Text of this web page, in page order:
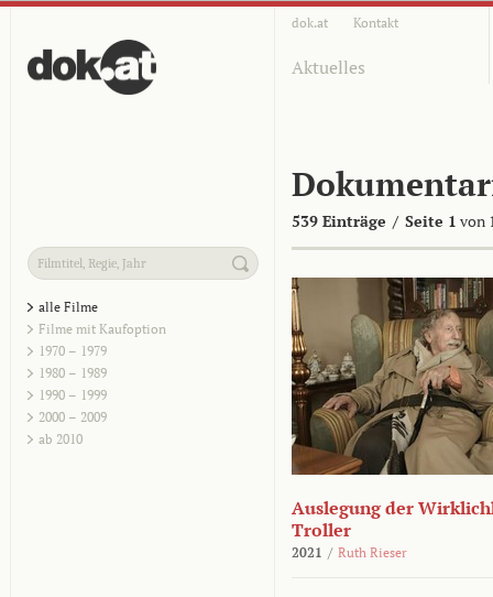
dok.at Kontakt
Aktuelles
539 Einträge / Seite 1 von
alle Filme
Filme mit Kaufoption
1970 – 1979
1980 – 1989
1990 – 1999
2000 – 2009
ab 2010
Auslegung der
Troller
2021 / Ruth Rieser